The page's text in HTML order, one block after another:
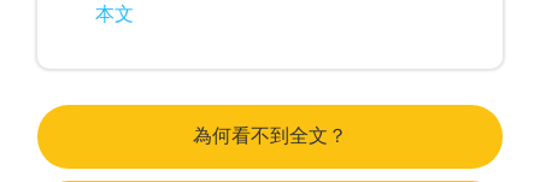
本文
為何看不到全文？